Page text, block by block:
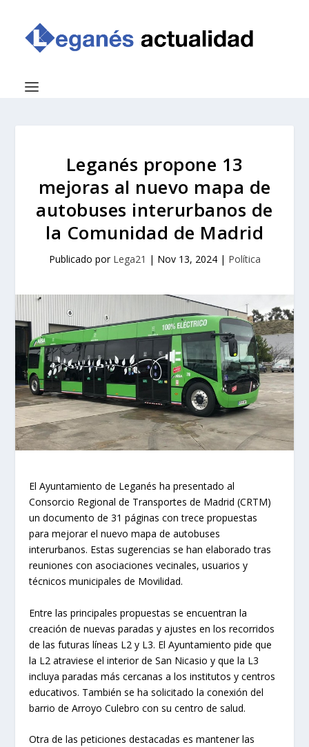
Leganés propone 13
mejoras al nuevo mapa de
autobuses interurbanos de
la Comunidad de Madrid
Publicado por Lega21 | Nov 13, 2024| Política
El Ayuntamiento de Leganés ha presentado al
Consorcio Regional de Transportes de Madrid (CRTM)
un documento de 31 páginas con trece propuestas
para mejorar el nuevo mapa de autobuses
interurbanos. Estas sugerencias se han elaborado tras
reuniones con asociaciones vecinales, usuarios y
técnicos municipales de Movilidad.
Entre las principales propuestas se encuentran la
creación de nuevas paradas y ajustes en los recorridos
de las futuras líneas L2 y L3. El Ayuntamiento pide que
la L2 atraviese el interior de San Nicasio y que la L3
incluya paradas más cercanas a los institutos y centros
educativos. También se ha solicitado la conexión del
barrio de Arroyo Culebro con su centro de salud.
Otra de las peticiones destacadas es mantener las